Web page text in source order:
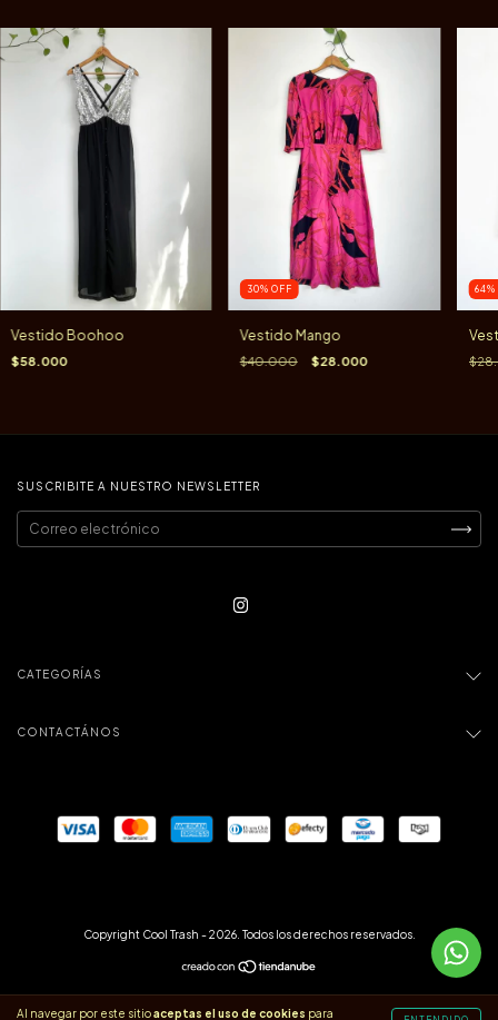
Al navegar por este sitioaceptas el uso de cookies para
Vestido Boohoo
$58.000
30% OFF
Vestido Mango
$40.000 $28.000
64%
SUSCRIBITE A NUESTRO NEWSLETTER
CATEGORÍAS
CONTACTÁNOS
Copyright Cool Trash - 2026. Todos los derechos reservados.